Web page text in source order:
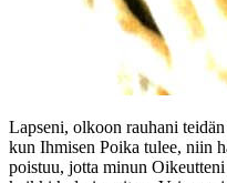
Lapseni, olkoon rauhani
kun Ihmisen Poika tulee, niin
poistuu, jotta minun